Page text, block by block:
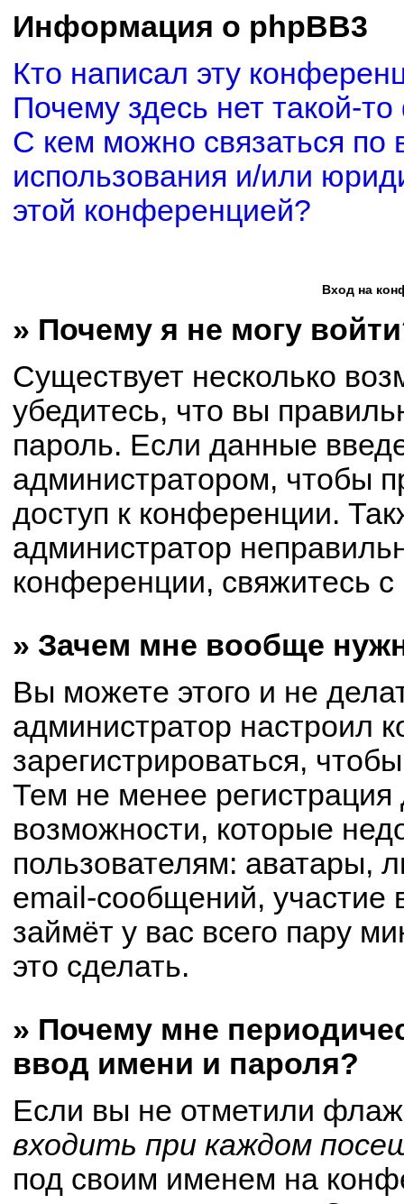
Информация о phpBB3
Кто написал эту
Почему здесь нет такой-
С кем можно связаться по
использования и/или
этой конференцией?
Вход на
» Почему я не могу
Существует несколько
убедитесь, что вы
пароль. Если данные
администратором, чтобы
доступ к конференции.
администратор
конференции, свяжитесь
» Зачем мне вообще
Вы можете этого и не
администратор настроил
зарегистрироваться,
Тем не менее
возможности, которые
пользователям: аватары,
email-сообщений, участие
займёт у вас всего пару
это сделать.
» Почему мне
ввод имени и пароля?
Если вы не отметили
входить при каждом
под своим именем на